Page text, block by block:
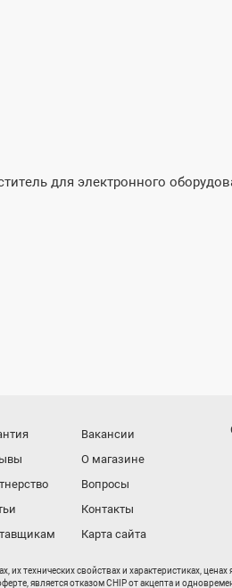
Вакансии
О магазине
Вопросы
Контакты
Карта сайта
технических свойствах и характеристиках,
является отказом CHIP от акцепта и